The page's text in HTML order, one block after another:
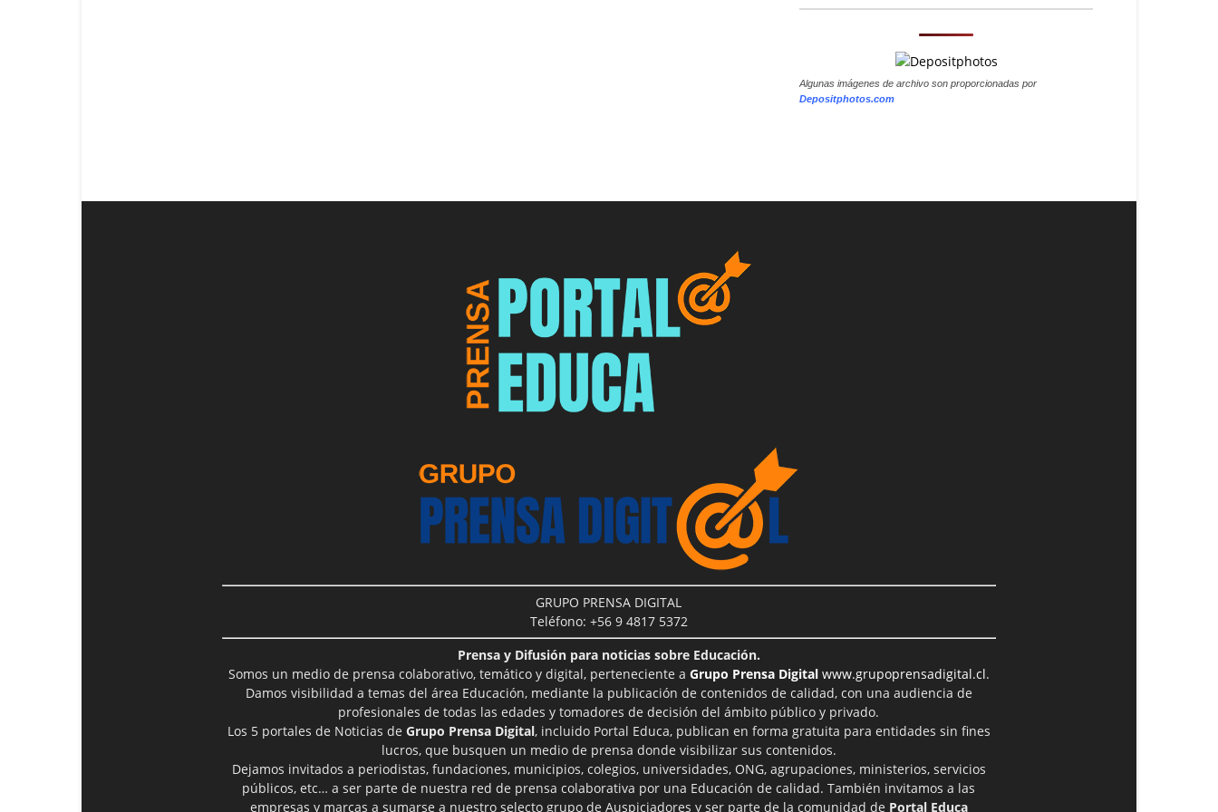
Algunas imágenes de archivo son proporcionadas por
Depositphotos.com
GRUPO PRENSA DIGITAL
Teléfono: +56 9 4817 5372
Prensa y Difusión para noticias sobre Educación.
Somos un medio de prensa colaborativo, temático y digital, perteneciente a Grupo Prensa Digitalwww.grupoprensadigital.cl.
Damos visibilidad a temas del área Educación, mediante la publicación de contenidos de calidad, con una audiencia de
profesionales de todas las edades y tomadores de decisión del ámbito público y privado.
Los 5 portales de Noticias de Grupo Prensa Digital, incluido Portal Educa, publican en forma gratuita para entidades sin fines
lucros, que busquen un medio de prensa donde visibilizar sus contenidos.
Dejamos invitados a periodistas, fundaciones, municipios, colegios, universidades, ONG, agrupaciones, ministerios, servicios
públicos, etc… a ser parte de nuestra red de prensa colaborativa por una Educación de calidad. También invitamos a las
empresas y marcas a sumarse a nuestro selecto grupo de Auspiciadores y ser parte de la comunidad de Portal Educa